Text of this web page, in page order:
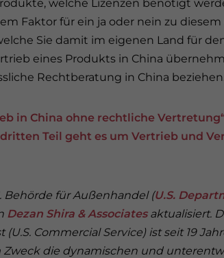
welche Lizenzen benötigt
Faktor für ein ja oder nein zu
Sie damit im eigenen Land für
eines Produkts in China
Rechtberatung in China
in China ohne rechtliche
Teil geht es um Vertrieb und
Behörde für Außenhandel (U.S.
Dezan Shira & Associatesaktualisiert.
Commercial Service) ist seit 19
die dynamischen und